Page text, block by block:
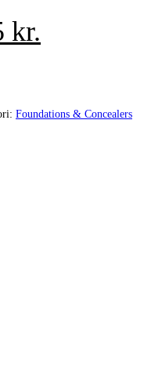
kr.
er:
Foundations & Concealers